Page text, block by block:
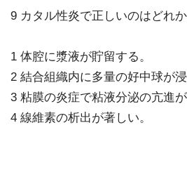
9 カタル性炎で正しいのはどれか
1 体腔に漿液が貯留する。
2 結合組織内に多量の好中球が浸
3 粘膜の炎症で粘液分泌の亢進が
4 線維素の析出が著しい。